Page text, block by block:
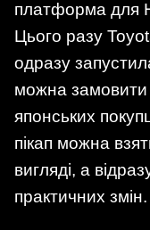
платформа для
Цього разу
одразу
можна
японських
пікап можна
вигляді, а
практичних змін.